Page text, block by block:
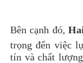
Bên cạnh đó,
trọng đến việc
tín và chất